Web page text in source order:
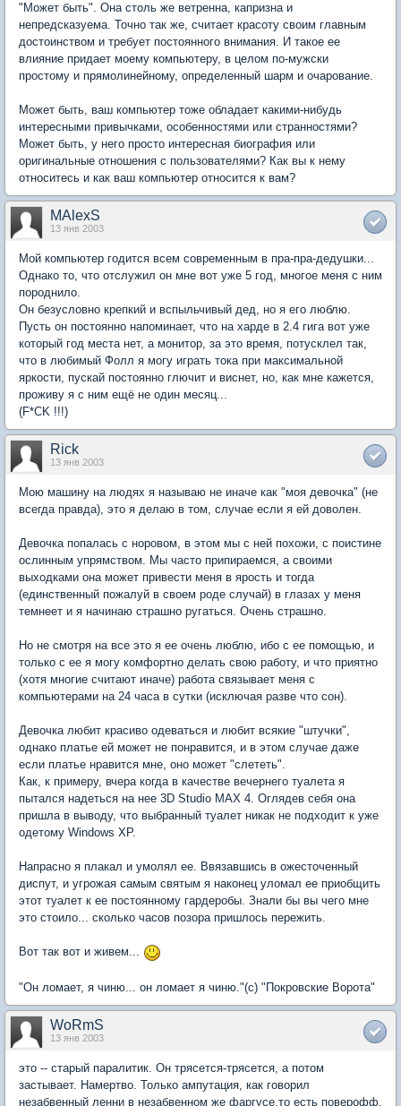
"Может быть". Она столь же ветренна, капризна и
непредсказуема. Точно так же, считает красоту своим главным
достоинством и требует постоянного внимания. И такое ее
влияние придает моему компьютеру, в целом по-мужски
простому и прямолинейному, определенный шарм и очарование.
Может быть, ваш компьютер тоже обладает какими-нибудь
интересными привычками, особенностями или странностями?
Может быть, у него просто интересная биография или
оригинальные отношения с пользователями? Как вы к нему
относитесь и как ваш компьютер относится к вам?
MAlexS
13 янв 2003
Мой компьютер годится всем современным в пра-пра-дедушки...
Однако то, что отслужил он мне вот уже 5 год, многое меня с ним
породнило.
Он безусловно крепкий и вспыльчивый дед, но я его люблю.
Пусть он постоянно напоминает, что на харде в 2.4 гига вот уже
который год места нет, а монитор, за это время, потусклел так,
что в любимый Фолл я могу играть тока при максимальной
яркости, пускай постоянно глючит и виснет, но, как мне кажется,
проживу я с ним ещё не один месяц...
(F*CK !!!)
Rick
13 янв 2003
Мою машину на людях я называю не иначе как "моя девочка" (не
всегда правда), это я делаю в том, случае если я ей доволен.
Девочка попалась с норовом, в этом мы с ней похожи, с поистине
ослинным упрямством. Мы часто припираемся, а своими
выходками она может привести меня в ярость и тогда
(единственный пожалуй в своем роде случай) в глазах у меня
темнеет и я начинаю страшно ругаться. Очень страшно.
Но не смотря на все это я ее очень люблю, ибо с ее помощью, и
только с ее я могу комфортно делать свою работу, и что приятно
(хотя многие считают иначе) работа связывает меня с
компьютерами на 24 часа в сутки (исключая разве что сон).
Девочка любит красиво одеваться и любит всякие "штучки",
однако платье ей может не понравится, и в этом случае даже
если платье нравится мне, оно может "слететь".
Как, к примеру, вчера когда в качестве вечернего туалета я
пытался надеться на нее 3D Studio MAX 4. Оглядев себя она
пришла в выводу, что выбранный туалет никак не подходит к уже
одетому Windows XP.
Напрасно я плакал и умолял ее. Ввязавшись в ожесточенный
диспут, и угрожая самым святым я наконец уломал ее приобщить
этот туалет к ее постоянному гардеробы. Знали бы вы чего мне
это стоило... сколько часов позора пришлось пережить.
Вот так вот и живем...
"Он ломает, я чиню... он ломает я чиню."(с) "Покровские Ворота"
WoRmS
13 янв 2003
это -- старый паралитик. Он трясется-трясется, а потом
застывает. Намертво. Только ампутация, как говорил
незабвенный ленни в незабвенном же фаргусе.то есть поверофф.